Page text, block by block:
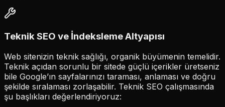
Teknik SEO ve İndeksleme Altyapısı
Web sitenizin teknik sağlığı, organik büyümenin temelidir.
Teknik açıdan sorunlu bir sitede güçlü içerikler üretseniz
bile Google’ın sayfalarınızı taraması, anlaması ve doğru
şekilde sıralaması zorlaşabilir. Teknik SEO çalışmasında
şu başlıkları değerlendiriyoruz: